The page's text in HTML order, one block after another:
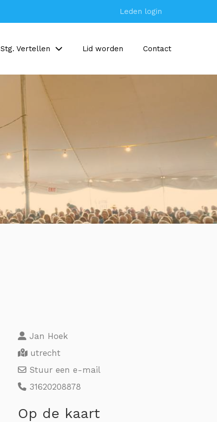
Leden login
Stg. Vertellen Lid worden Contact
Jan Hoek
utrecht
Stuur een e-mail
31620208878
Op de kaart